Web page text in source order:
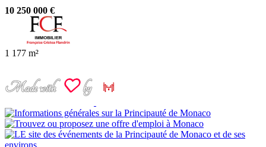
10 250 000 €
1 177 m²